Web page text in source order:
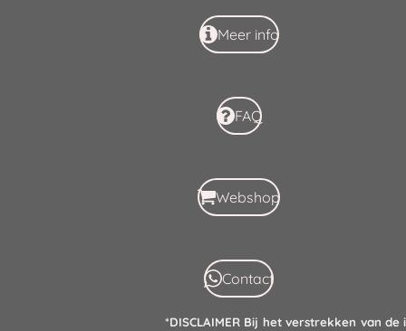
Meer info
FAQ
Webshop
Contact
*DISCLAIMER Bij het verstrekken van de